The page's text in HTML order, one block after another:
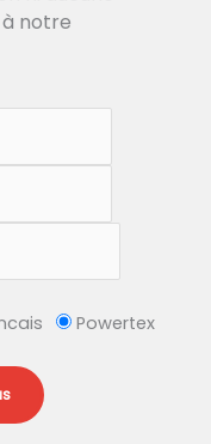
notre
Powertex